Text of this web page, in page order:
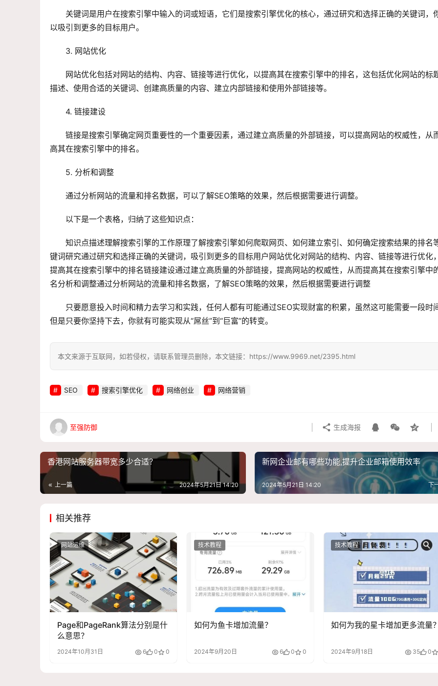
关键词是用户在搜索引擎中输入的词或短语，它们是搜索引擎优化的核心，通过研究和选择正确的关键词，
以吸引到更多的目标用户。
3. 网站优化
网站优化包括对网站的结构、内容、链接等进行优化，以提高其在搜索引擎中的排名，这包括优化网站的标
描述、使用合适的关键词、创建高质量的内容、建立内部链接和使用外部链接等。
4. 链接建设
链接是搜索引擎确定网页重要性的一个重要因素，通过建立高质量的外部链接，可以提高网站的权威性，从
高其在搜索引擎中的排名。
5. 分析和调整
通过分析网站的流量和排名数据，可以了解SEO策略的效果，然后根据需要进行调整。
以下是一个表格，归纳了这些知识点：
知识点描述理解搜索引擎的工作原理了解搜索引擎如何爬取网页、如何建立索引、如何确定搜索结果的排名
键词研究通过研究和选择正确的关键词，吸引到更多的目标用户网站优化对网站的结构、内容、链接等进行优化
提高其在搜索引擎中的排名链接建设通过建立高质量的外部链接，提高网站的权威性，从而提高其在搜索引擎中
名分析和调整通过分析网站的流量和排名数据，了解SEO策略的效果，然后根据需要进行调整
只要愿意投入时间和精力去学习和实践，任何人都有可能通过SEO实现财富的积累，虽然这可能需要一段时间
但是只要你坚持下去，你就有可能实现从“屌丝”到“巨富”的转变。
本文来源于互联网，如若侵权，请联系管理员删除，本文链接：https://www.9969.net/2395.html
SEO 搜索引擎优化 网络创业 网络营销
至强防御 生成海报
香港网站服务器带宽多少合适？
上一篇 2024年5月21日 14:20
新网企业邮有哪些功能,提升企业邮箱使用效率
下
2024年5月21日 14:20
相关推荐
网站运维
Page和PageRank算法分别是什
么意思？
2024年10月31日 6 0 0
技术教程
如何为鱼卡增加流量？
2024年9月20日 6 0 0
技术教程
如何为我的星卡增加更多流量？
2024年9月18日 35 0